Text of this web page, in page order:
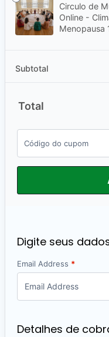
Circulo de
Online -
Menopausa
Subtotal
Total
Digite seus
Email Address *
Detalhes de